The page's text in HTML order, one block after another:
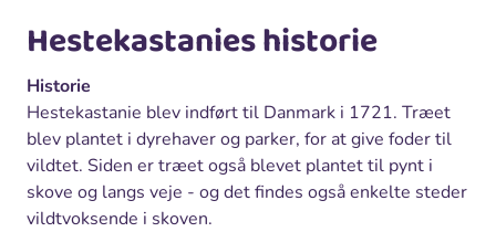
Hestekastanies historie
Historie
Hestekastanie blev indført til Danmark i 1721. Træet
blev plantet i dyrehaver og parker, for at give foder til
vildtet. Siden er træet også blevet plantet til pynt i
skove og langs veje - og det findes også enkelte steder
vildtvoksende i skoven.